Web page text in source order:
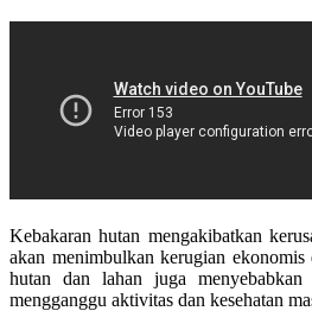
Kebakaran hutan mengakibatkan
akan menimbulkan kerugian
hutan dan lahan juga
mengganggu aktivitas dan kesehatan